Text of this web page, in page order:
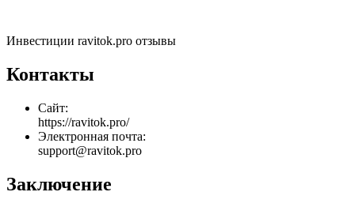
Инвестиции ravitok.pro отзывы
Контакты
Сайт:
https://ravitok.pro/
Электронная почта:
support@ravitok.pro
Заключение